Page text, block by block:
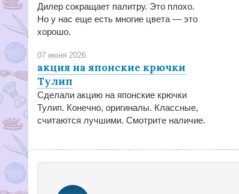
Дилер сокращает палитру. Это плохо.
Но у нас еще есть многие цвета — это
хорошо.
07 июня 2026
акция на японские крючки
Тулип
Сделали акцию на японские крючки
Тулип. Конечно, оригиналы. Классные,
считаются лучшими. Смотрите наличие.